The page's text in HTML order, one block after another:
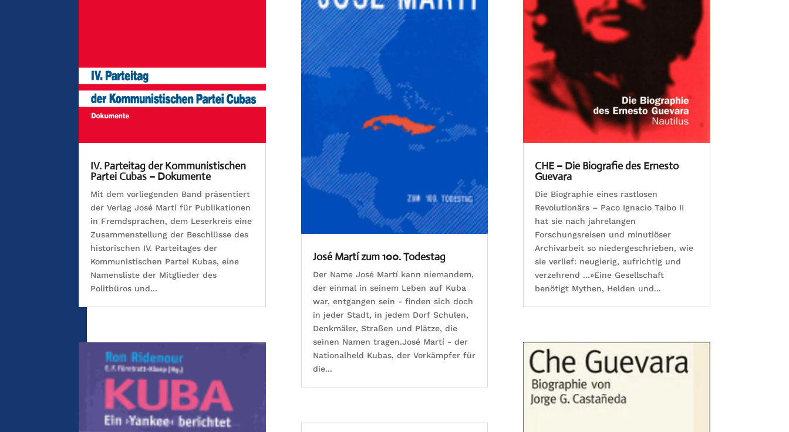
IV. Parteitag der Kommunistischen
Partei Cubas – Dokumente
Mit dem vorliegenden Band präsentiert
der Verlag José Martí für Publikationen
in Fremdsprachen, dem Leserkreis eine
Zusammenstellung der Beschlüsse des
historischen IV. Parteitages der
Kommunistischen Partei Kubas, eine
Namensliste der Mitglieder des
Politbüros und...
José Martí zum 100. Todestag
Der Name José Martí kann niemandem,
der einmal in seinem Leben auf Kuba
war, entgangen sein - finden sich doch
in jeder Stadt, in jedem Dorf Schulen,
Denkmäler, Straßen und Plätze, die
seinen Namen tragen.José Martí - der
Nationalheld Kubas, der Vorkämpfer für
die...
CHE – Die Biografie des Ernesto
Guevara
Die Biographie eines rastlosen
Revolutionärs – Paco Ignacio Taibo II
hat sie nach jahrelangen
Forschungsreisen und minutiöser
Archivarbeit so niedergeschrieben, wie
sie verlief: neugierig, aufrichtig und
verzehrend ...»Eine Gesellschaft
benötigt Mythen, Helden und...